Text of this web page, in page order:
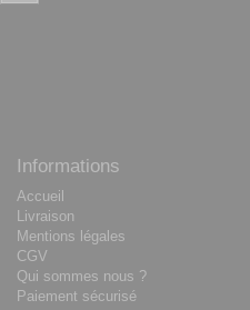
Informations
Accueil
Livraison
Mentions légales
CGV
Qui sommes nous ?
Paiement sécurisé